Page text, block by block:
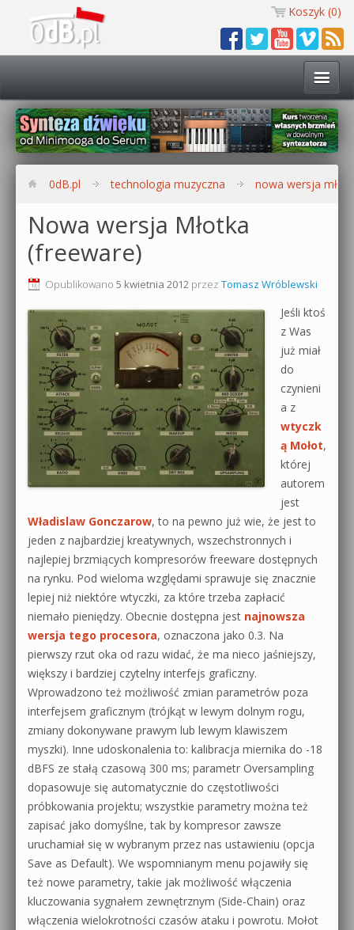
Koszyk (0)
Technologia muzyczna
Kursy i warsztaty
Zobacz wszystkie kursy i warsztaty
Synteza dźwięku 🔥
Produkcja muzyczna w praktyce
Bitwig Studio od podstaw
Produkcja muzyczna od podstaw
Sylenth1 od podstaw
Sound Forge od podstaw
Kontakt 5 Kompendium
Pakiety
0dB.pl
0dB.pl - informacje
Newsletter
Materiały dla mediów
Archiwum aktualności
Polityka prywatności
Regulamin
Działanie sklepu internetowego
Wyszukiwanie
0dB.pl technologia muzyczna nowa wersja
Nowa wersja Młotka
(freeware)
Opublikowano 5 kwietnia 2012 przez Tomasz Wróblewski
Jeśli ktoś
z Was
już miał
do
czynieni
a z
wtyczk
ą Mołot,
której
autorem
jest
Władislaw Gonczarow, to na pewno już wie, że jest to
jeden z najbardziej kreatywnych, wszechstronnych i
najlepiej brzmiących kompresorów freeware dostępnych
na rynku. Pod wieloma względami sprawuje się znacznie
lepiej niż niektóre wtyczki, za które trzeba zapłacić
niemało pieniędzy. Obecnie dostępna jest najnowsza
wersja tego procesora, oznaczona jako 0.3. Na
pierwszy rzut oka od razu widać, że ma nieco jaśniejszy,
większy i bardziej czytelny interfejs graficzny.
Wprowadzono też możliwość zmian parametrów poza
interfejsem graficznym (trójkąt w lewym dolnym rogu,
zmiany dokonywane prawym lub lewym klawiszem
myszki). Inne udoskonalenia to: kalibracja miernika do -18
dBFS ze stałą czasową 300 ms; parametr Oversampling
dopasowuje się automatycznie do częstotliwości
próbkowania projektu; wszystkie parametry można też
zapisać jako domyślne, tak by kompresor zawsze
uruchamiał się w wybranym przez nas ustawieniu (opcja
Save as Default). We wspomnianym menu pojawiły się
też nowe parametry, takie jak możliwość włączenia
kluczowania sygnałem zewnętrznym (Side-Chain) oraz
włączenia wielokrotności czasów ataku i powrotu. Mołot